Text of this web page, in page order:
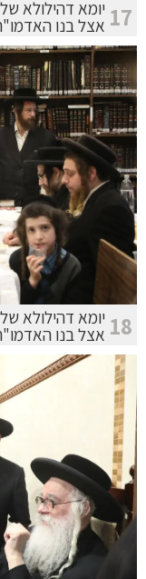
17 יומא דהילולא של
אצל בנו
18 יומא דהילולא של
אצל בנו